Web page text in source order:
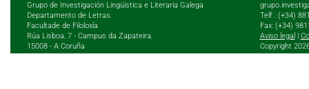
Grupo de Investigación Lingüística e Literaria Galega
Departamento de Letras.
Facultade de Filoloxía
Rúa Lisboa, 7 - Campus da Zapateira,
15008 - A Coruña
Telf.: (+34)
Fax: (+34)
Aviso legal
Copyright